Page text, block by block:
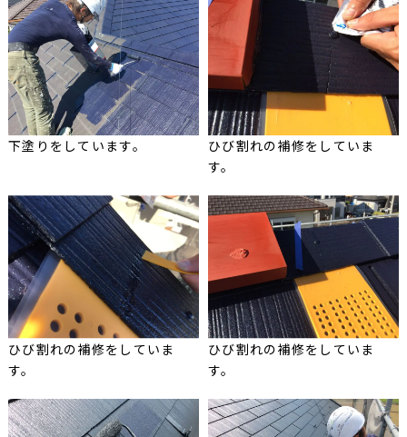
下塗りをしています。
ひび割れの補修をしていま
す。
ひび割れの補修をしていま
す。
ひび割れの補修をしていま
す。